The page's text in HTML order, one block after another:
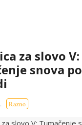
za slovo V:
snova po
Razno